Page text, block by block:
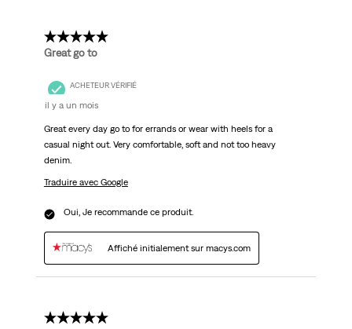
5 étoile(s) sur 5.
Great go to
ACHETEUR VÉRIFIÉ
il y a un mois
Great every day go to for errands or wear with heels for a
casual night out. Very comfortable, soft and not too heavy
denim.
Traduire avec Google
Oui, Je recommande ce produit.
Affiché initialement sur macys.com
5 étoile(s) sur 5.